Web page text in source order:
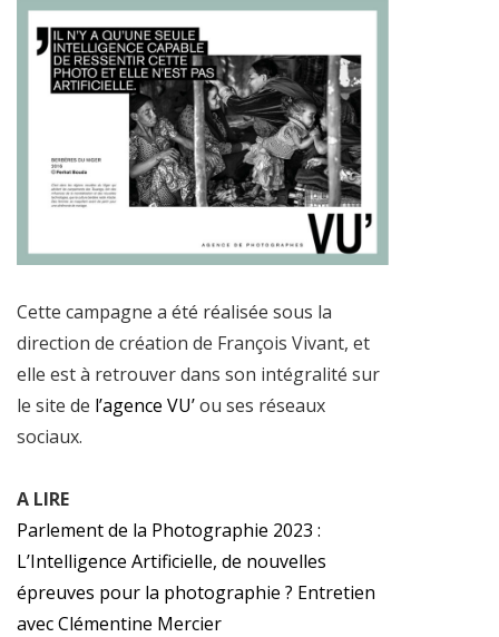
Cette campagne a été réalisée sous la
direction de création de François Vivant, et
elle est à retrouver dans son intégralité sur
le site de l’agence VU’ou ses réseaux
sociaux.
A LIRE
Parlement de la Photographie 2023 :
L’Intelligence Artificielle, de nouvelles
épreuves pour la photographie ? Entretien
avec Clémentine Mercier